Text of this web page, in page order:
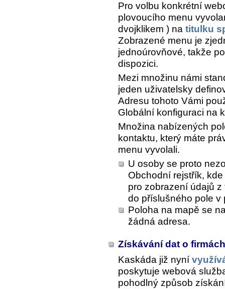
Pro volbu konkrétní
plovoucího menu
dvojklikem ) na titulku
Zobrazené menu je
jednoúrovňové, takže
dispozici.
Mezi množinu námi
jeden uživatelsky
Adresu tohoto Vámi
Globální konfiguraci na
Množina nabízených
kontaktu, který máte
menu vyvolali.
U osoby se proto
Obchodní rejstřík,
pro zobrazení údajů
do příslušného pole v
Poloha na mapě se
žádná adresa.
Získávání dat o
Kaskáda již nyní
poskytuje webová
pohodlný způsob